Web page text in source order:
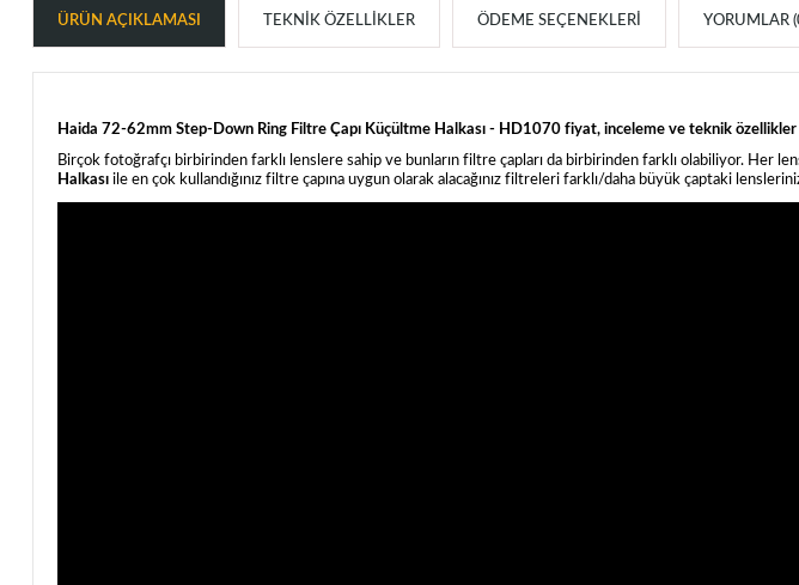
ÜRÜN AÇIKLAMASI TEKNIK ÖZELLIKLER ÖDEME SEÇENEKLERI YORUMLAR
Haida 72-62mm Step-Down Ring Filtre Çapı Küçültme Halkası - HD1070 fiyat, inceleme ve teknik özellikler
Birçok fotoğrafçı birbirinden farklı lenslere sahip ve bunların filtre çapları da birbirinden farklı olabiliyor. Her
Halkasıile en çok kullandığınız filtre çapına uygun olarak alacağınız filtreleri farklı/daha büyük çaptaki